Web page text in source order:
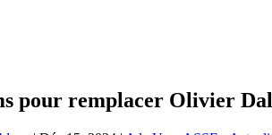
pour remplacer Olivier